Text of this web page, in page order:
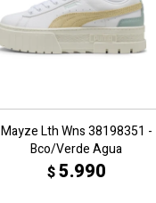
Mayze Lth Wns 38198351 -
Bco/Verde Agua
$5.990